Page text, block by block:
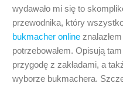
wydawało mi się to
przewodnika, który
bukmacher online
potrzebowałem. Opisują
przygodę z zakładami, a
wyborze bukmachera.